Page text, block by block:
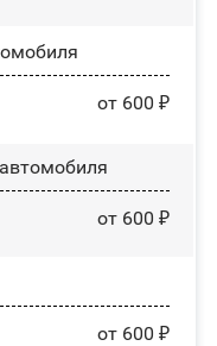
от 600 ₽
от 600 ₽
от 600 ₽